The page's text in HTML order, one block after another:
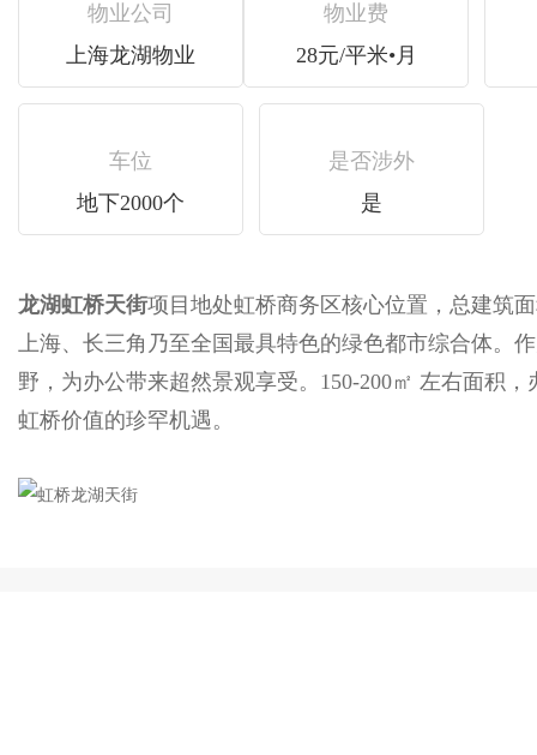
物业公司
上海龙湖物业
物业费
28元/平米•月
车位
地下2000个
是否涉外
是
龙湖虹桥天街项目地处虹桥商务区核心位置，总建筑
上海、长三角乃至全国最具特色的绿色都市综合体
野，为办公带来超然景观享受。150-200㎡ 左右面积
虹桥价值的珍罕机遇。